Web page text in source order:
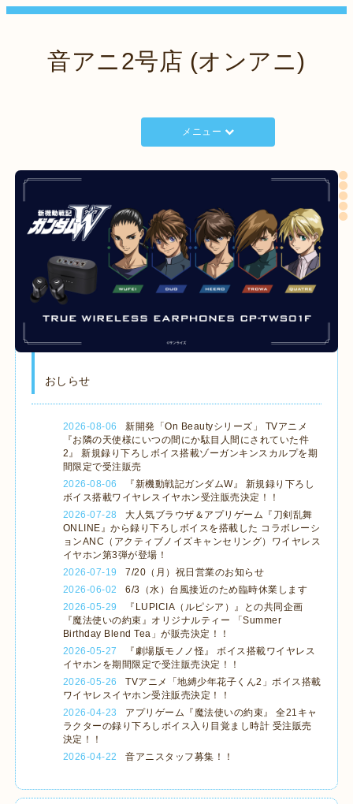
音アニ2号店 (オンアニ)
メニュー
おしらせ
2026-08-06
新開発「On Beautyシリーズ」 TVアニメ
『お隣の天使様にいつの間にか駄目人間にされていた件
2』 新規録り下ろしボイス搭載ゾーガンキンスカルプを期
間限定で受注販売
2026-08-06
『新機動戦記ガンダムW』 新規録り下ろし
ボイス搭載ワイヤレスイヤホン受注販売決定！！
2026-07-28
大人気ブラウザ＆アプリゲーム『刀剣乱舞
ONLINE』から録り下ろしボイスを搭載した コラボレーシ
ョンANC（アクティブノイズキャンセリング）ワイヤレス
イヤホン第3弾が登場！
2026-07-19
7/20（月）祝日営業のお知らせ
2026-06-02
6/3（水）台風接近のため臨時休業します
2026-05-29
『LUPICIA（ルピシア）』との共同企画
『魔法使いの約束』オリジナルティー 「Summer
Birthday Blend Tea」が販売決定！！
2026-05-27
『劇場版モノノ怪』 ボイス搭載ワイヤレス
イヤホンを期間限定で受注販売決定！！
2026-05-26
TVアニメ「地縛少年花子くん2」ボイス搭載
ワイヤレスイヤホン受注販売決定！！
2026-04-23
アプリゲーム『魔法使いの約束』 全21キャ
ラクターの録り下ろしボイス入り目覚まし時計 受注販売
決定！！
2026-04-22
音アニスタッフ募集！！